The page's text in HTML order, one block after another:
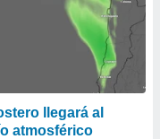
llegará al
atmosférico